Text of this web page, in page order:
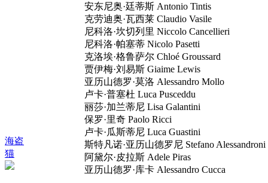
海盗
猫
安东尼奥·廷蒂斯 Antonio Tintis
克劳迪奥·瓦西莱 Claudio Vasile
尼科洛·坎切列里 Niccolo Cancellieri
尼科洛·帕塞蒂 Nicolo Pasetti
克洛埃·格鲁萨尔 Chloé Groussard
贾伊梅·刘易斯 Giaime Lewis
亚历山德罗·莫洛 Alessandro Mollo
卢卡·普塞杜 Luca Pusceddu
丽莎·加兰蒂尼 Lisa Galantini
保罗·里奇 Paolo Ricci
卢卡·瓜斯蒂尼 Luca Guastini
斯特凡诺·亚历山德罗尼 Stefano Alessandroni
阿黛尔·皮拉斯 Adele Piras
亚历山德罗·库卡 Alessandro Cucca